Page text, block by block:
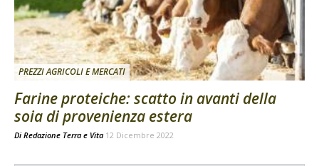
PREZZI AGRICOLI E MERCATI
Farine proteiche: scatto in avanti della
soia di provenienza estera
Di Redazione Terra e Vita 12 Dicembre 2022